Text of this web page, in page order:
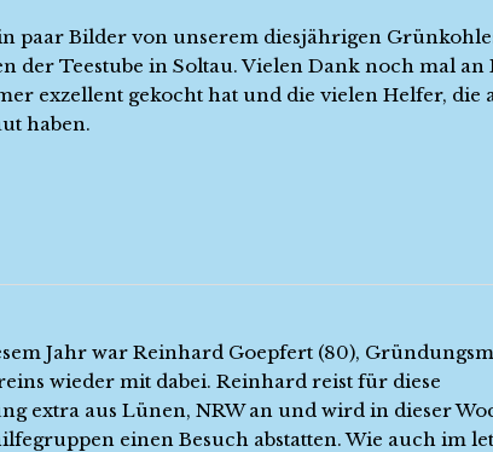
paar Bilder von unserem diesjährigen
der Teestube in Soltau. Vielen Dank noch mal an
exzellent gekocht hat und die vielen Helfer, die
haben.
Jahr war Reinhard Goepfert (80),
wieder mit dabei. Reinhard reist für diese
extra aus Lünen, NRW an und wird in dieser
einen Besuch abstatten. Wie auch im